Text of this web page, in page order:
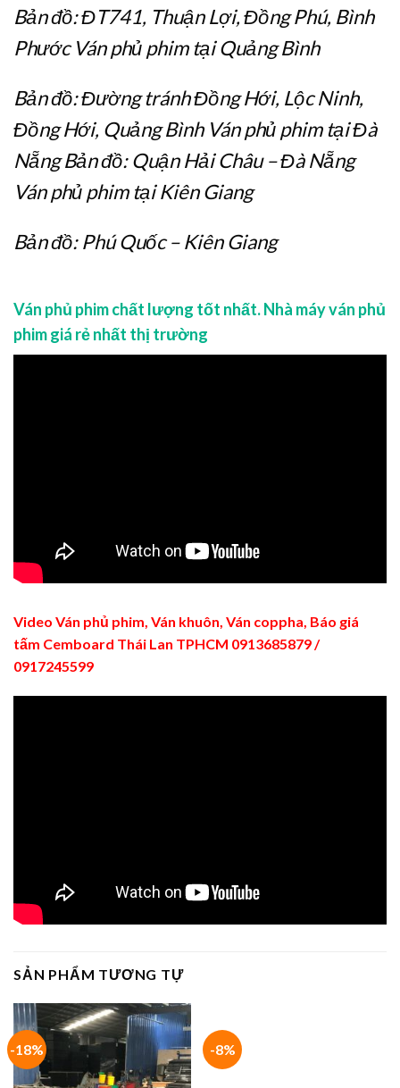
Bản đồ: ĐT741, Thuận Lợi, Đồng Phú, Bình
Phước Ván phủ phim tại Quảng Bình
Bản đồ: Đường tránh Đồng Hới, Lộc Ninh,
Đồng Hới, Quảng Bình Ván phủ phim tại Đà
Nẵng Bản đồ: Quận Hải Châu – Đà Nẵng
Ván phủ phim tại Kiên Giang
Bản đồ: Phú Quốc – Kiên Giang
Ván phủ phim chất lượng tốt nhất. Nhà máy ván phủ
phim giá rẻ nhất thị trường
Video Ván phủ phim, Ván khuôn, Ván coppha, Báo giá
tấm Cemboard Thái Lan TPHCM 0913685879 /
0917245599
SẢN PHẨM TƯƠNG TỰ
-18% -8%